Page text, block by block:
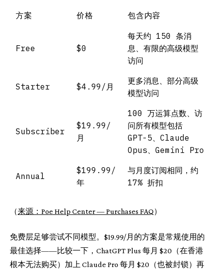
方案 价格 包含内容
Free $0
每天约 150 条消
息、有限的高级模型
访问
Starter $4.99/月
更多消息、部分高级
模型访问
Subscriber
$19.99/
月
100 万运算点数、访
问所有模型包括
GPT-5、Claude
Opus、Gemini Pro
Annual
$199.99/
年
与月度订阅相同，约
17% 折扣
（来源：Poe Help Center — Purchases FAQ）
免费层足够尝试不同模型。$19.99/月的方案是常规使用的
最佳选择——比较一下，ChatGPT Plus 每月 $20（在香港
根本无法购买）加上 Claude Pro 每月 $20（也被封锁）再